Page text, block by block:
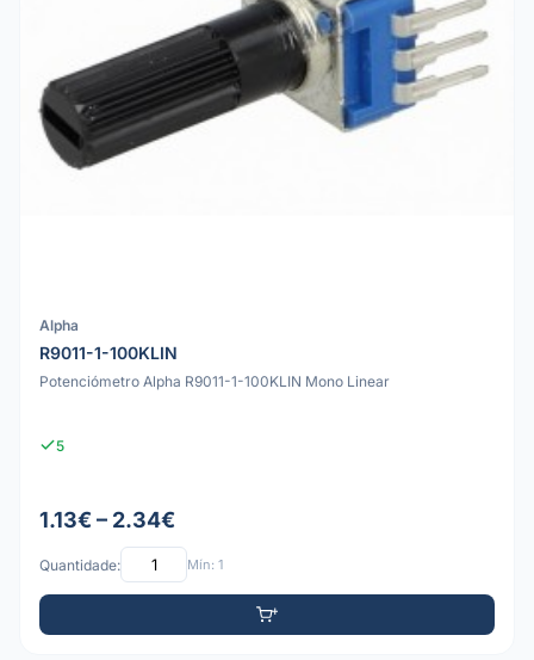
Alpha
R9011-1-100KLIN
Potenciómetro Alpha R9011-1-100KLIN Mono Linear
5
1.13€ – 2.34€
Quantidade: Mín: 1